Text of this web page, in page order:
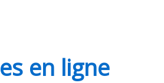
en ligne